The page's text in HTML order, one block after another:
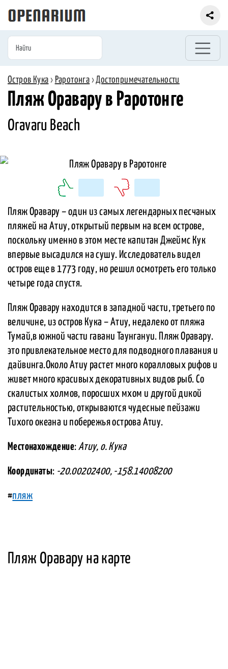
Остров Кука › Раротонга ›Достопримечательности
Пляж Оравару в Раротонге
Oravaru Beach
Пляж Оравару – один из самых легендарных песчаных
пляжей на Атиу, открытый первым на всем острове,
поскольку именно в этом месте капитан Джеймс Кук
впервые высадился на сушу. Исследователь видел
остров еще в 1773 году, но решил осмотреть его только
четыре года спустя.
Пляж Оравару находится в западной части, третьего по
величине, из остров Кука – Атиу, недалеко от пляжа
Тумай,в южной части гавани Таунгануи. Пляж Оравару.
это привлекательное место для подводного плавания и
дайвинга.Около Атиу растет много коралловых рифов и
живет много красивых декоративных видов рыб. Со
скалистых холмов, поросших мхом и другой дикой
растительностью, открываются чудесные пейзажи
Тихого океана и побережья острова Атиу.
Местонахождение: Атиу, о. Кука
Координаты: -20.00202400, -158.14008200
#пляж
Пляж Оравару на карте